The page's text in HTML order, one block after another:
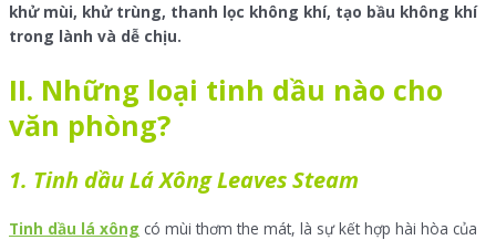
khử mùi, khử trùng, thanh lọc không khí, tạo bầu không khí
trong lành và dễ chịu.
II. Những loại tinh dầu nào cho
văn phòng?
1. Tinh dầu Lá Xông Leaves Steam
Tinh dầu lá xông có mùi thơm the mát, là sự kết hợp hài hòa của